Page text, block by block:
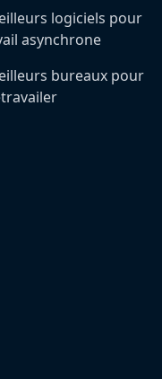
logiciels pour
asynchrone
bureaux pour